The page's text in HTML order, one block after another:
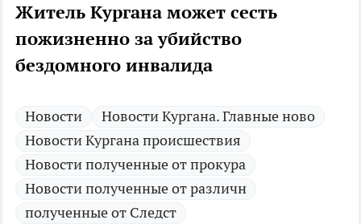
Житель Кургана может сесть
пожизненно за убийство
бездомного инвалида
Новости
Новости Кургана. Главные ново
Новости Кургана происшествия
Новости полученные от прокура
Новости полученные от различн
полученные от Следст